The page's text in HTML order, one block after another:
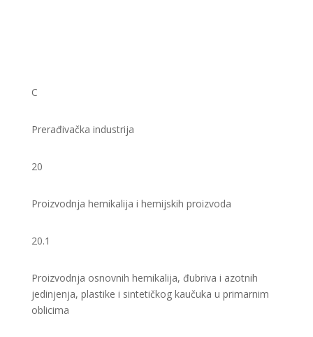
C
Prerađivačka industrija
20
Proizvodnja hemikalija i hemijskih proizvoda
20.1
Proizvodnja osnovnih hemikalija, đubriva i azotnih
jedinjenja, plastike i sintetičkog kaučuka u primarnim
oblicima